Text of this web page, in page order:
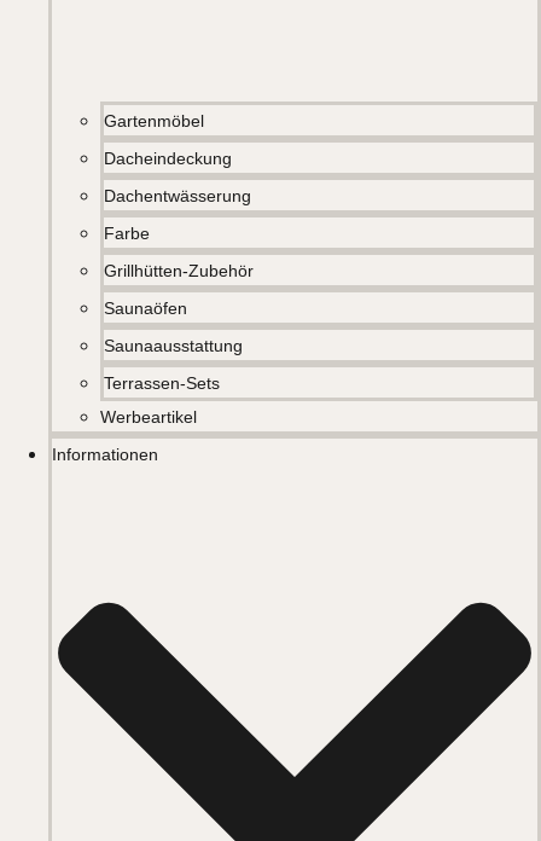
Gartenmöbel
Dacheindeckung
Dachentwässerung
Farbe
Grillhütten-Zubehör
Saunaöfen
Saunaausstattung
Terrassen-Sets
Werbeartikel
Informationen